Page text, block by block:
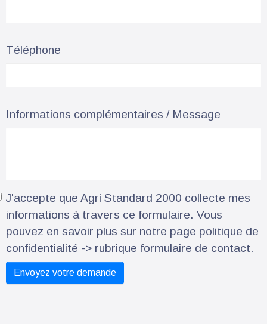
Téléphone
Informations complémentaires / Message
J'accepte que Agri Standard 2000 collecte mes
informations à travers ce formulaire. Vous
pouvez en savoir plus sur notre page politique de
confidentialité -> rubrique formulaire de contact.